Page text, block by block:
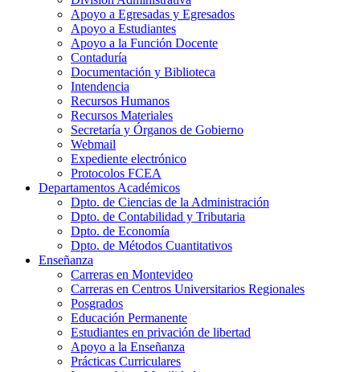
Apoyo a Egresadas y Egresados
Apoyo a Estudiantes
Apoyo a la Función Docente
Contaduría
Documentación y Biblioteca
Intendencia
Recursos Humanos
Recursos Materiales
Secretaría y Órganos de Gobierno
Webmail
Expediente electrónico
Protocolos FCEA
Departamentos Académicos
Dpto. de Ciencias de la Administración
Dpto. de Contabilidad y Tributaria
Dpto. de Economía
Dpto. de Métodos Cuantitativos
Enseñanza
Carreras en Montevideo
Carreras en Centros Universitarios Regionales
Posgrados
Educación Permanente
Estudiantes en privación de libertad
Apoyo a la Enseñanza
Prácticas Curriculares